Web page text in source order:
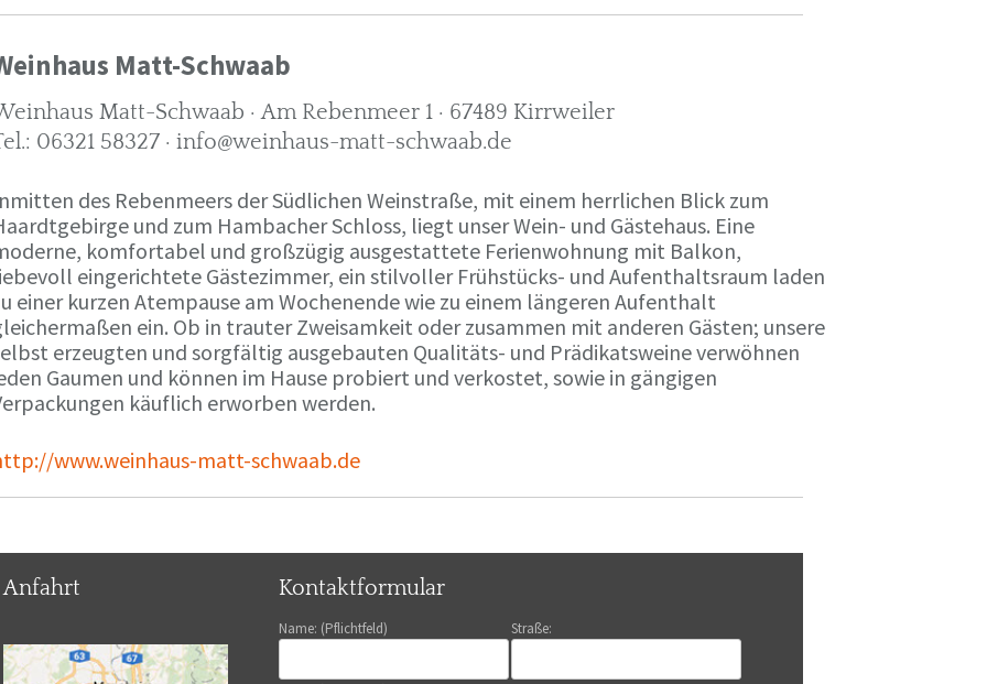
Matt-Schwaab
Matt-Schwaab · Am Rebenmeer 1 · 67489 Kirrweiler
06321 58327 · info@weinhaus-matt-schwaab.de
des Rebenmeers der Südlichen Weinstraße, mit einem herrlichen Blick zum
und zum Hambacher Schloss, liegt unser Wein- und Gästehaus. Eine
komfortabel und großzügig ausgestattete Ferienwohnung mit Balkon,
eingerichtete Gästezimmer, ein stilvoller Frühstücks- und Aufenthaltsraum laden
einer kurzen Atempause am Wochenende wie zu einem längeren Aufenthalt
ein. Ob in trauter Zweisamkeit oder zusammen mit anderen Gästen; unsere
erzeugten und sorgfältig ausgebauten Qualitäts- und Prädikatsweine verwöhnen
Gaumen und können im Hause probiert und verkostet, sowie in gängigen
käuflich erworben werden.
www.weinhaus-matt-schwaab.de
Anfahrt Kontaktformular
Name: (Pflichtfeld) Straße: